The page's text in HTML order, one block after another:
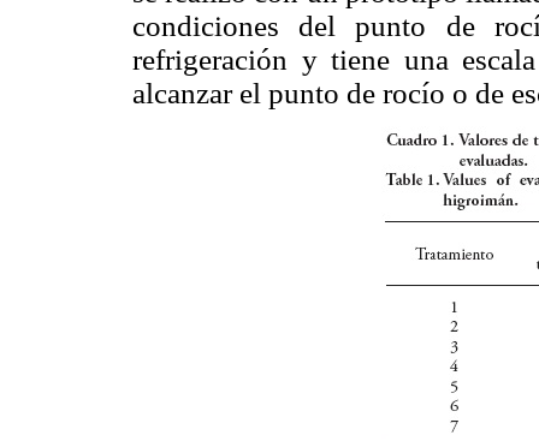
condiciones del punto de
refrigeración y tiene una
alcanzar el punto de rocío o de